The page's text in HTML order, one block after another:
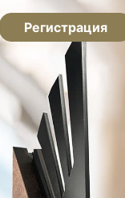
Регистрация